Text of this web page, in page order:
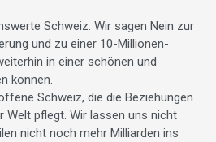
Schweiz. Wir sagen Nein zur
und zu einer 10-Millionen-
in einer schönen und
können.
Schweiz, die die Beziehungen
Welt pflegt. Wir lassen uns nicht
nicht noch mehr Milliarden ins